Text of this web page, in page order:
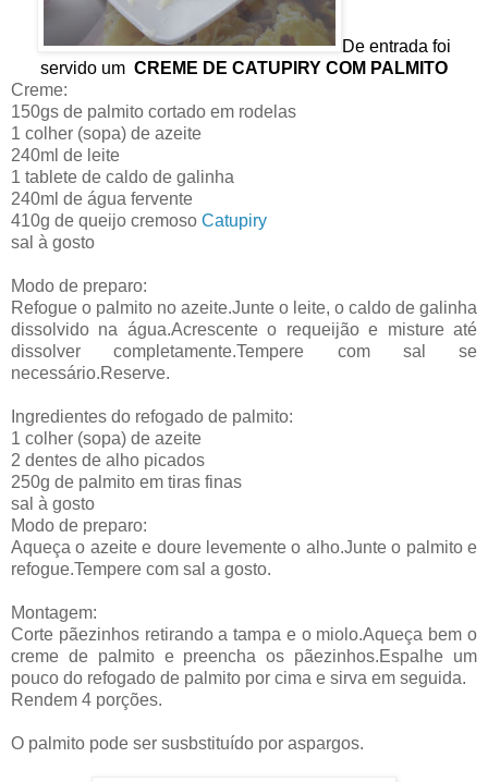
De entrada foi
servido um CREME DE CATUPIRY COM PALMITO
Creme:
150gs de palmito cortado em rodelas
1 colher (sopa) de azeite
240ml de leite
1 tablete de caldo de galinha
240ml de água fervente
410g de queijo cremoso Catupiry
sal à gosto
Modo de preparo:
Refogue o palmito no azeite.Junte o leite, o caldo de galinha
dissolvido na água.Acrescente o requeijão e misture até
dissolver completamente.Tempere com sal se
necessário.Reserve.
Ingredientes do refogado de palmito:
1 colher (sopa) de azeite
2 dentes de alho picados
250g de palmito em tiras finas
sal à gosto
Modo de preparo:
Aqueça o azeite e doure levemente o alho.Junte o palmito e
refogue.Tempere com sal a gosto.
Montagem:
Corte pãezinhos retirando a tampa e o miolo.Aqueça bem o
creme de palmito e preencha os pãezinhos.Espalhe um
pouco do refogado de palmito por cima e sirva em seguida.
Rendem 4 porções.
O palmito pode ser susbstituído por aspargos.